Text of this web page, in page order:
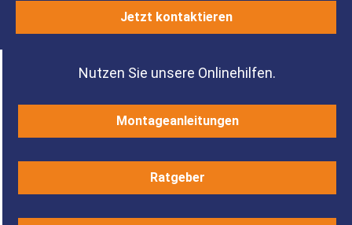
Jetzt kontaktieren
Nutzen Sie unsere Onlinehilfen.
Montageanleitungen
Ratgeber